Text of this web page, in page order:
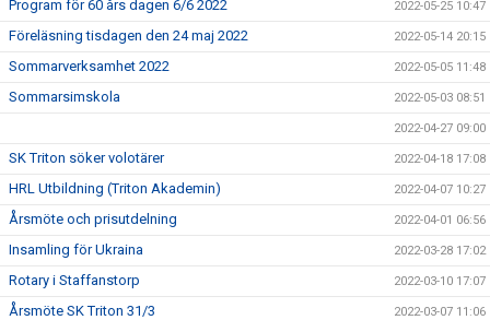
Program för 60 års dagen 6/6 2022 2022-05-25 10:47
Föreläsning tisdagen den 24 maj 2022 2022-05-14 20:15
Sommarverksamhet 2022 2022-05-05 11:48
Sommarsimskola 2022-05-03 08:51
2022-04-27 09:00
SK Triton söker volotärer 2022-04-18 17:08
HRL Utbildning (Triton Akademin) 2022-04-07 10:27
Årsmöte och prisutdelning 2022-04-01 06:56
Insamling för Ukraina 2022-03-28 17:02
Rotary i Staffanstorp 2022-03-10 17:07
Årsmöte SK Triton 31/3 2022-03-07 11:06